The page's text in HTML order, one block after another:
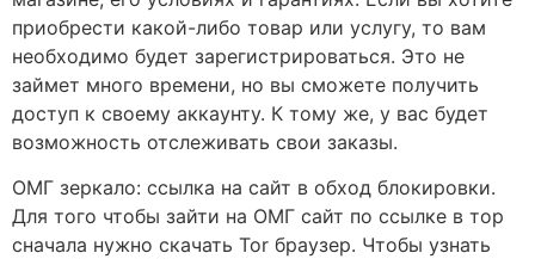
приобрести какой-либо товар или услугу, то вам
необходимо будет зарегистрироваться. Это не
займет много времени, но вы сможете получить
доступ к своему аккаунту. К тому же, у вас будет
возможность отслеживать свои заказы.
ОМГ зеркало: ссылка на сайт в обход блокировки.
Для того чтобы зайти на ОМГ сайт по ссылке в тор
сначала нужно скачать Tor браузер. Чтобы узнать